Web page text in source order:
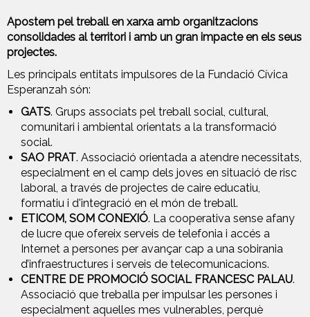
Apostem pel treball en xarxa amb organitzacions
consolidades al territori i amb un gran impacte en els seus
projectes.
Les principals entitats impulsores de la Fundació Cívica
Esperanzah són:
GATS. Grups associats pel treball social, cultural,
comunitari i ambiental orientats a la transformació
social.
SAO PRAT. Associació orientada a atendre necessitats,
especialment en el camp dels joves en situació de risc
laboral, a través de projectes de caire educatiu,
formatiu i d'integració en el món de treball.
ETICOM, SOM CONEXIÓ. La cooperativa sense afany
de lucre que ofereix serveis de telefonia i accés a
Internet a persones per avançar cap a una sobirania
d’infraestructures i serveis de telecomunicacions.
CENTRE DE PROMOCIÓ SOCIAL FRANCESC PALAU.
Associació que treballa per impulsar les persones i
especialment aquelles mes vulnerables, perquè